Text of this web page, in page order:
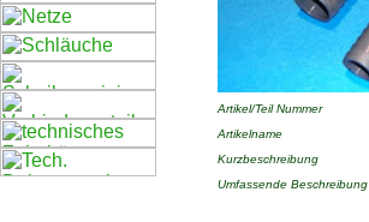
Artikel/Teil Nummer
Artikelname
Kurzbeschreibung
Umfassende Beschreibung